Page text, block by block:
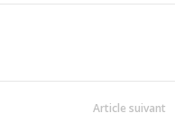
Article suivant